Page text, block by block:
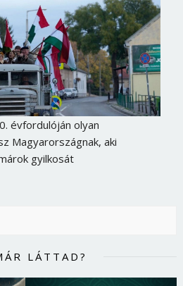
évfordulóján olyan
Magyarországnak, aki
gyilkosát
LÁTTAD?